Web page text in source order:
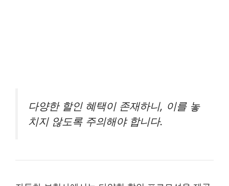
다양한 할인 혜택이 존재하니, 이를 놓
치지 않도록 주의해야 합니다.